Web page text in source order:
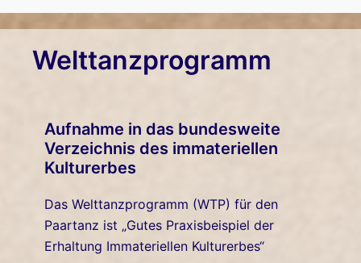
Welttanzprogramm
Aufnahme in das bundesweite
Verzeichnis des immateriellen
Kulturerbes
Das Welttanzprogramm (WTP) für den
Paartanz ist „Gutes Praxisbeispiel der
Erhaltung Immateriellen Kulturerbes“